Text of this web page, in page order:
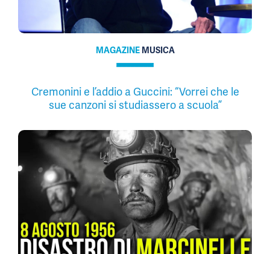
MAGAZINE MUSICA
Cremonini e l’addio a Guccini: “Vorrei che le
sue canzoni si studiassero a scuola”